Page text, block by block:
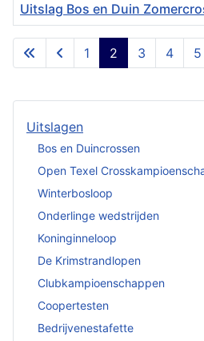
Artikelen
Uitslag Bos en Duin
1 2 3 4 5
Uitslagen
Bos en Duincrossen
Open Texel
Winterbosloop
Onderlinge wedstrijden
Koninginneloop
De Krimstrandlopen
Clubkampioenschappen
Coopertesten
Bedrijvenestafette